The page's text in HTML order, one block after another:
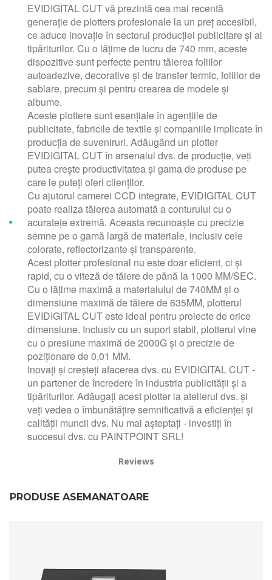
EVIDIGITAL CUT vă prezintă cea mai recentă
generație de plotters profesionale la un preț accesibil,
ce aduce inovație în sectorul producției publicitare și al
tipăriturilor. Cu o lățime de lucru de 740 mm, aceste
dispozitive sunt perfecte pentru tăierea foliilor
autoadezive, decorative și de transfer termic, foliilor de
sablare, precum și pentru crearea de modele și
albume.
Aceste plottere sunt esențiale în agențiile de
publicitate, fabricile de textile și companiile implicate în
producția de suveniruri. Adăugând un plotter
EVIDIGITAL CUT în arsenalul dvs. de producție, veți
putea crește productivitatea și gama de produse pe
care le puteți oferi clienților.
Cu ajutorul camerei CCD integrate, EVIDIGITAL CUT
poate realiza tăierea automată a conturului cu o
acuratețe extremă. Aceasta recunoaște cu precizie
semne pe o gamă largă de materiale, inclusiv cele
colorate, reflectorizante și transparente.
Acest plotter profesional nu este doar eficient, ci și
rapid, cu o viteză de tăiere de până la 1000 MM/SEC.
Cu o lățime maximă a materialului de 740MM și o
dimensiune maximă de tăiere de 635MM, plotterul
EVIDIGITAL CUT este ideal pentru proiecte de orice
dimensiune. Inclusiv cu un suport stabil, plotterul vine
cu o presiune maximă de 2000G și o precizie de
poziționare de 0,01 MM.
Inovați și creșteți afacerea dvs. cu EVIDIGITAL CUT -
un partener de încredere în industria publicității și a
tipăriturilor. Adăugați acest plotter la atelierul dvs. și
veți vedea o îmbunătățire semnificativă a eficienței și
calității muncii dvs. Nu mai așteptați - investiți în
succesul dvs. cu PAINTPOINT SRL!
Reviews
PRODUSE ASEMANATOARE